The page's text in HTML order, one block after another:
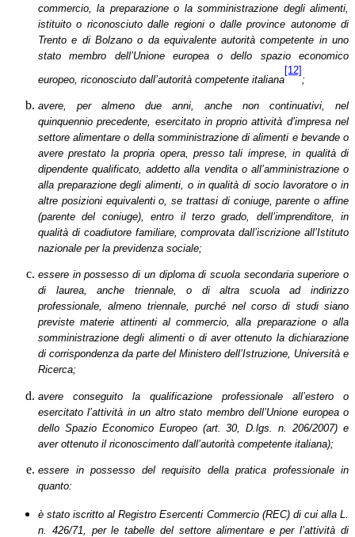
commercio, la preparazione o la somministrazione degli alimenti,
istituito o riconosciuto dalle regioni o dalle province autonome di
Trento e di Bolzano o da equivalente autorità competente in uno
stato membro dell’Unione europea o dello spazio economico
europeo, riconosciuto dall’autorità competente italiana
[12]
;
avere, per almeno due anni, anche non continuativi, nel
quinquennio precedente, esercitato in proprio attività d’impresa nel
settore alimentare o della somministrazione di alimenti e bevande o
avere prestato la propria opera, presso tali imprese, in qualità di
dipendente qualificato, addetto alla vendita o all’amministrazione o
alla preparazione degli alimenti, o in qualità di socio lavoratore o in
altre posizioni equivalenti o, se trattasi di coniuge, parente o affine
(parente del coniuge), entro il terzo grado, dell’imprenditore, in
qualità di coadiutore familiare, comprovata dall’iscrizione all’Istituto
nazionale per la previdenza sociale;
essere in possesso di un diploma di scuola secondaria superiore o
di laurea, anche triennale, o di altra scuola ad indirizzo
professionale, almeno triennale, purché nel corso di studi siano
previste materie attinenti al commercio, alla preparazione o alla
somministrazione degli alimenti o di aver ottenuto la dichiarazione
di corrispondenza da parte del Ministero dell’Istruzione, Università e
Ricerca;
avere conseguito la qualificazione professionale all’estero o
esercitato l’attività in un altro stato membro dell’Unione europea o
dello Spazio Economico Europeo (art. 30, D.lgs. n. 206/2007) e
aver ottenuto il riconoscimento dall’autorità competente italiana);
essere in possesso del requisito della pratica professionale in
quanto:
è stato iscritto al Registro Esercenti Commercio (REC) di cui alla L.
n. 426/71, per le tabelle del settore alimentare e per l’attività di